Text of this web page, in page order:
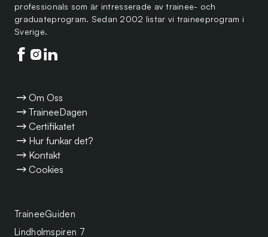
professionals som är intresserade av trainee- och
graduateprogram. Sedan 2002 listar vi traineeprogram i
Sverige.
Följ oss på facebook
Följ oss på instagram
Följ oss på linkedin
TraineeGuiden
Lindholmspiren 7
Om Oss
TraineeDagen
Certifikatet
Hur funkar det?
Kontakt
Cookies